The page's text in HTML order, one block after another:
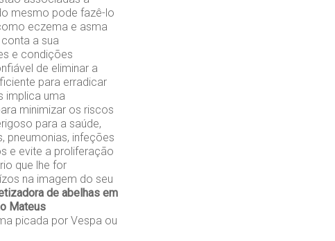
mesmo pode fazê-lo
eczema e asma
a sua
e condições
de eliminar a
para erradicar
implica uma
minimizar os riscos
para a saúde,
pneumonias, infeções
e evite a proliferação
que lhe for
na imagem do seu
de abelhas em
Mateus
picada por Vespa ou